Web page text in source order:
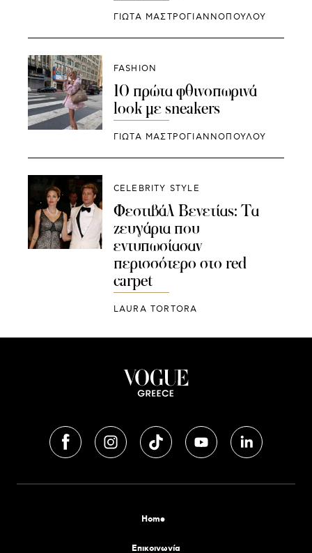
ΓΙΩΤΑ ΜΑΣΤΡΟΓΙΑΝΝΟΠΟΥΛΟΥ
FASHION
10 πρώτα φθινοπωρινά
look με sneakers
ΓΙΩΤΑ ΜΑΣΤΡΟΓΙΑΝΝΟΠΟΥΛΟΥ
CELEBRITY STYLE
Φεστιβάλ Βενετίας: Τα
ζευγάρια που
εντυπωσίασαν
περισσότερο στο red
carpet
LAURA TORTORA
Home
Επικοινωνία